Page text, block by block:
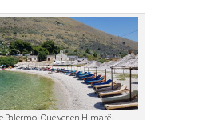
Palermo. Qué ver en Himarë.